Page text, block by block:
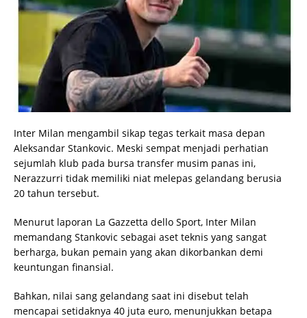
Inter Milan mengambil sikap tegas terkait masa depan
Aleksandar Stankovic. Meski sempat menjadi perhatian
sejumlah klub pada bursa transfer musim panas ini,
Nerazzurri tidak memiliki niat melepas gelandang berusia
20 tahun tersebut.
Menurut laporan La Gazzetta dello Sport, Inter Milan
memandang Stankovic sebagai aset teknis yang sangat
berharga, bukan pemain yang akan dikorbankan demi
keuntungan finansial.
Bahkan, nilai sang gelandang saat ini disebut telah
mencapai setidaknya 40 juta euro, menunjukkan betapa